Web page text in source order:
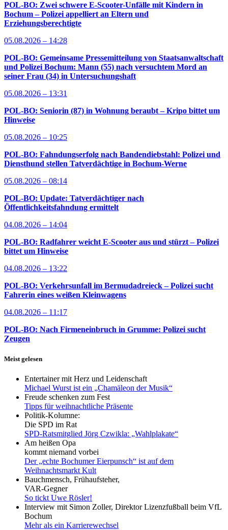
POL-BO: Zwei schwere E-Scooter-Unfälle mit Kindern in
Bochum – Polizei appelliert an Eltern und
Erziehungsberechtigte
05.08.2026 – 14:28
POL-BO: Gemeinsame Pressemitteilung von Staatsanwaltschaft
und Polizei Bochum: Mann (55) nach versuchtem Mord an
seiner Frau (34) in Untersuchungshaft
05.08.2026 – 13:31
POL-BO: Seniorin (87) in Wohnung beraubt – Kripo bittet um
Hinweise
05.08.2026 – 10:25
POL-BO: Fahndungserfolg nach Bandendiebstahl: Polizei und
Diensthund stellen Tatverdächtige in Bochum-Werne
05.08.2026 – 08:14
POL-BO: Update: Tatverdächtiger nach
Öffentlichkeitsfahndung ermittelt
04.08.2026 – 14:04
POL-BO: Radfahrer weicht E-Scooter aus und stürzt – Polizei
bittet um Hinweise
04.08.2026 – 13:22
POL-BO: Verkehrsunfall im Bermudadreieck – Polizei sucht
Fahrerin eines weißen Kleinwagens
04.08.2026 – 11:17
POL-BO: Nach Firmeneinbruch in Grumme: Polizei sucht
Zeugen
Meist gelesen
Entertainer mit Herz und Leidenschaft
Michael Wurst ist ein „Chamäleon der Musik“
Freude schenken zum Fest
Tipps für weihnachtliche Präsente
Politik-Kolumne:
Die SPD im Rat
SPD-Ratsmitglied Jörg Czwikla: „Wahlplakate“
Am heißen Opa
kommt niemand vorbei
Der „echte Bochumer Eierpunsch“ ist auf dem
Weihnachtsmarkt Kult
Bauchmensch, Frühaufsteher,
VAR-Gegner
So tickt Uwe Rösler!
Interview mit Simon Zoller, Direktor Lizenzfußball beim VfL
Bochum
Mehr als ein Karrierewechsel